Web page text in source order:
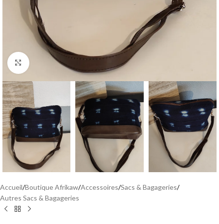
Agrandir
Accueil/Boutique Afrikaw/Accessoires/Sacs & Bagageries/
Autres Sacs & Bagageries